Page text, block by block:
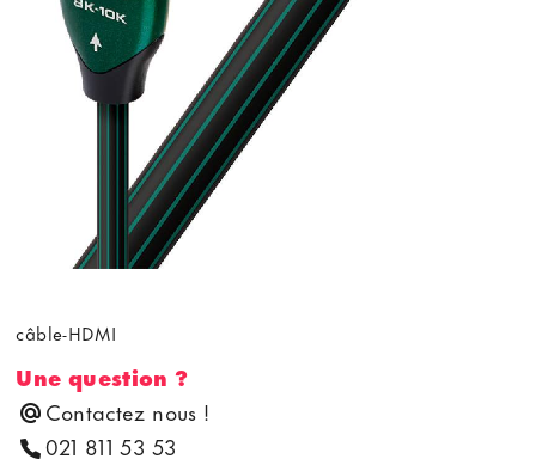
câble-HDMI
Une question ?
Contactez nous !
021 811 53 53